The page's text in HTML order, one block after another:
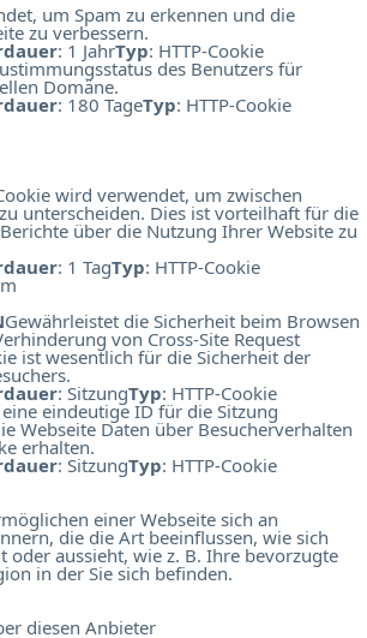
um Spam zu erkennen und die
zu verbessern.
: 1 JahrTyp: HTTP-Cookie
des Benutzers für
Domäne.
: 180 TageTyp: HTTP-Cookie
wird verwendet, um zwischen
unterscheiden. Dies ist vorteilhaft für die
über die Nutzung Ihrer Website zu
: 1 TagTyp: HTTP-Cookie
Gewährleistet die Sicherheit beim Browsen
von Cross-Site Request
ist wesentlich für die Sicherheit der
: SitzungTyp: HTTP-Cookie
eindeutige ID für die Sitzung
Webseite Daten über Besucherverhalten
erhalten.
: SitzungTyp: HTTP-Cookie
einer Webseite sich an
die die Art beeinflussen, wie sich
oder aussieht, wie z. B. Ihre bevorzugte
in der Sie sich befinden.
diesen Anbieter